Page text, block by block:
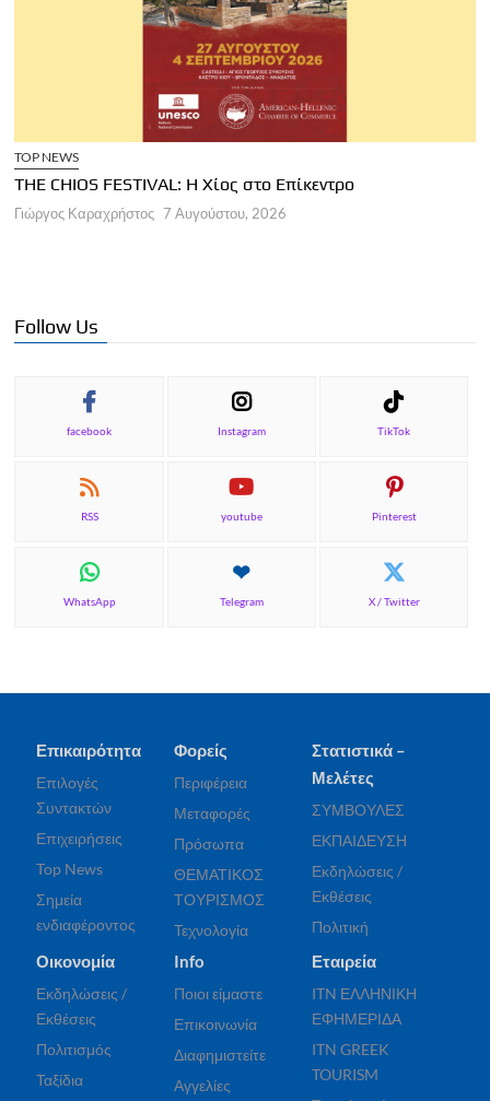
TOP NEWS
THE CHIOS FESTIVAL: Η Χίος στο Επίκεντρο
Γιώργος Καραχρήστος 7 Αυγούστου, 2026
Follow Us
facebook Instagram TikTok
RSS youtube Pinterest
WhatsApp Telegram X / Twitter
Επικαιρότητα
Επιλογές
Συντακτών
Επιχειρήσεις
Top News
Σημεία
ενδιαφέροντος
Φορείς
Περιφέρεια
Μεταφορές
Πρόσωπα
ΘΕΜΑΤΙΚΟΣ
ΤΟΥΡΙΣΜΟΣ
Τεχνολογία
Στατιστικά –
Μελέτες
ΣΥΜΒΟΥΛΕΣ
ΕΚΠΑΙΔΕΥΣΗ
Εκδηλώσεις /
Εκθέσεις
Πολιτική
Οικονομία
Εκδηλώσεις /
Εκθέσεις
Πολιτισμός
Ταξίδια
Info
Ποιοι είμαστε
Επικοινωνία
Διαφημιστείτε
Αγγελίες
Εταιρεία
ITN ΕΛΛΗΝΙΚΗ
ΕΦΗΜΕΡΙΔΑ
ITN GREEK
TOURISM